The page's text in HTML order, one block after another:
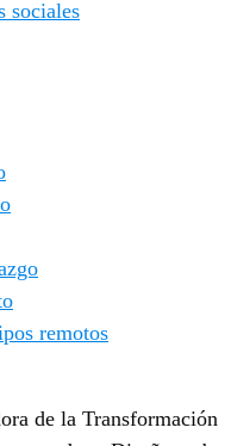
sociales
remotos
de la Transformación